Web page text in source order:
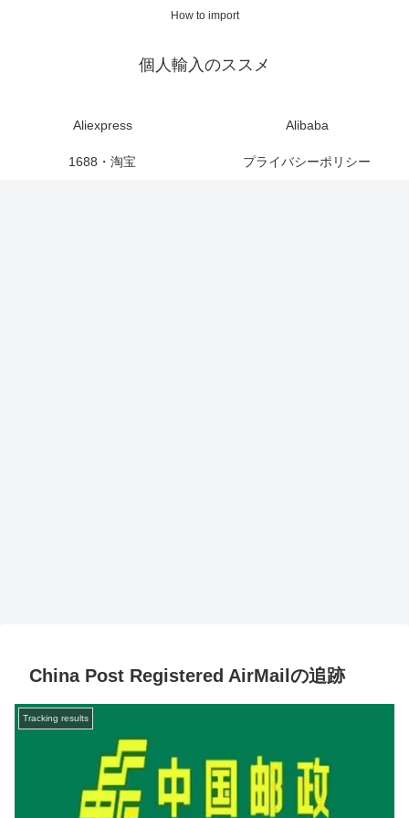
How to import
個人輸入のススメ
Aliexpress Alibaba
1688・淘宝 プライバシーポリシー
China Post Registered AirMailの追跡
Tracking results